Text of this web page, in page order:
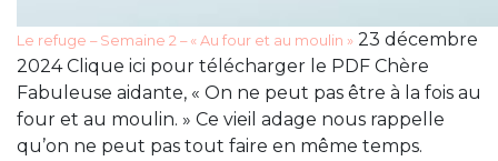
Le refuge – Semaine 2 – « Au four et au moulin » 23 décembre
2024 Clique ici pour télécharger le PDF Chère
Fabuleuse aidante, « On ne peut pas être à la fois au
four et au moulin. » Ce vieil adage nous rappelle
qu’on ne peut pas tout faire en même temps.